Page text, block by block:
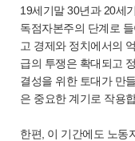
19세기말 30년과 20세
독점자본주의 단계로
고 경제와 정치에서의
급의 투쟁은 확대되고
결성을 위한 토대가 만
은 중요한 계기로 작용
한편, 이 기간에도 노동